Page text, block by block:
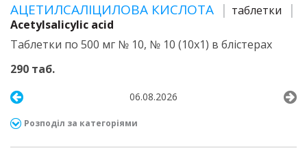
АЦЕТИЛСАЛІЦИЛОВА КИСЛОТА
таблетки
Acetylsalicylic acid
Таблетки по 500 мг № 10, № 10 (10х1) в блістерах
290 таб.
06.08.2026
Розподіл за категоріями